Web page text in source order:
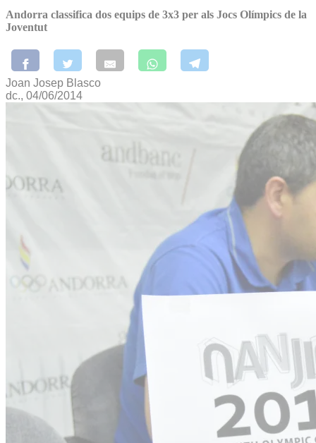
Andorra classifica dos equips de 3x3 per als Jocs Olímpics de la
Joventut
Joan Josep Blasco
dc., 04/06/2014